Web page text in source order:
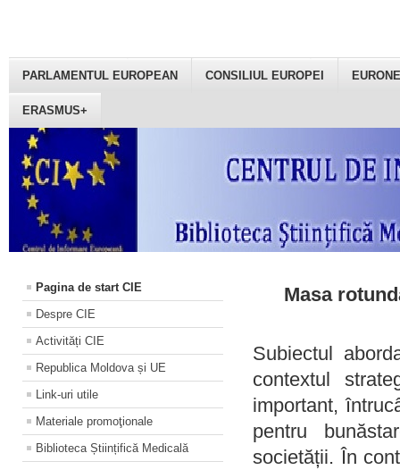
PARLAMENTUL EUROPEAN CONSILIUL EUROPEI
ERASMUS+
Pagina de start CIE
Despre CIE
Activități CIE
Republica Moldova și UE
Link-uri utile
Materiale promoţionale
Biblioteca Științifică Medicală
Masa
Subiectul
contextul
important,
pentru
societății. În